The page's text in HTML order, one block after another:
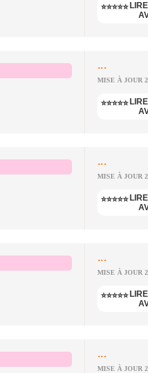
⭐⭐⭐⭐⭐
...
MISE À JOUR
⭐⭐⭐⭐⭐
...
MISE À JOUR
⭐⭐⭐⭐⭐
...
MISE À JOUR
⭐⭐⭐⭐⭐
...
MISE À JOUR